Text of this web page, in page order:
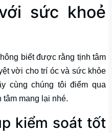
sức khoẻ
biết được rằng tịnh tâm
vời cho trí óc và sức khỏe
cùng chúng tôi điểm qua
tâm mang lại nhé.
kiểm soát tốt